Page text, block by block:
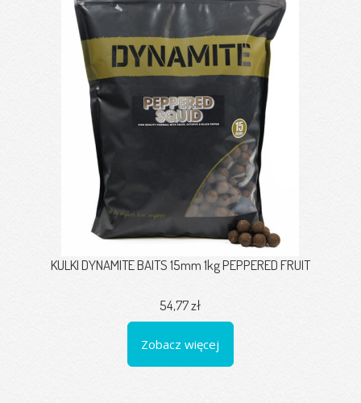
KULKI DYNAMITE BAITS 15mm 1kg PEPPERED FRUIT
54,77 zł
Zobacz więcej